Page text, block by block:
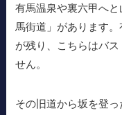
有馬温泉や裏六甲へ
馬街道」があります。
が残り、こちらはバ
せん。
その旧道から坂を登